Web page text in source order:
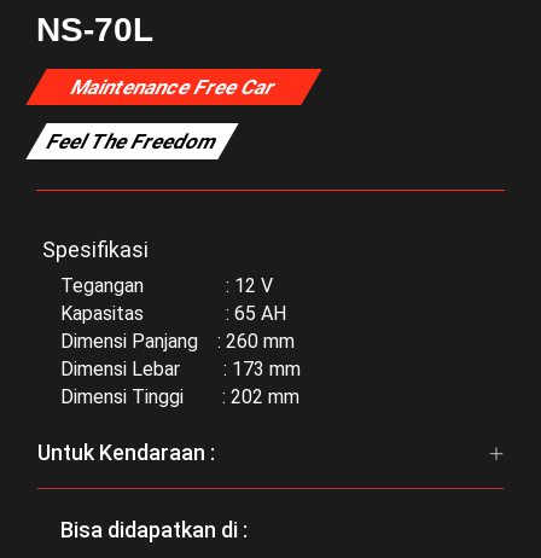
NS-70L
Maintenance Free Car
Feel The Freedom
Spesifikasi
Tegangan : 12 V
Kapasitas : 65 AH
Dimensi Panjang : 260 mm
Dimensi Lebar : 173 mm
Dimensi Tinggi : 202 mm
Untuk Kendaraan :
Bisa didapatkan di :